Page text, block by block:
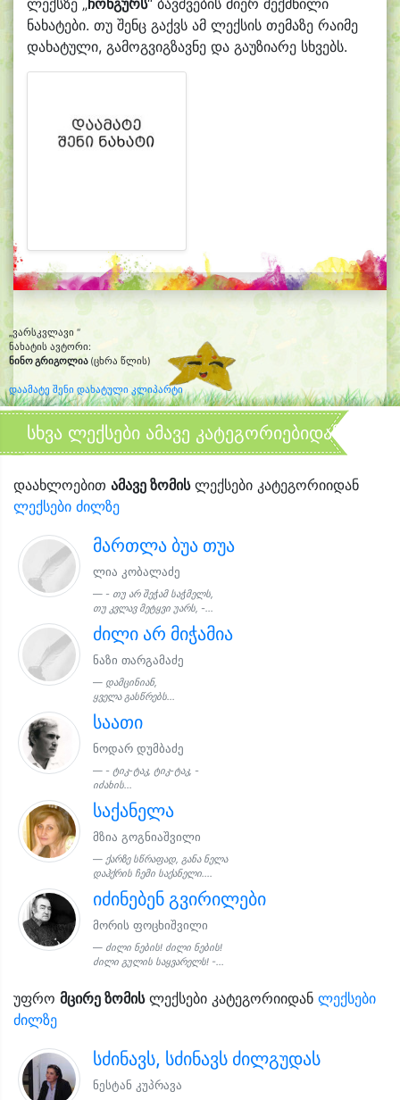
ნახატები. თუ შენც გაქვს ამ ლექსის თემაზე რაიმე
დახატული, გამოგვიგზავნე და გაუზიარე სხვებს.
„ვარსკვლავი “
ნახატის ავტორი:
ნინო გრიგოლია (ცხრა წლის)
დაამატე შენი დახატული კლიპარტი
სხვა ლექსები ამავე კატეგორიებიდან
დაახლოებით ამავე ზომისლექსები კატეგორიიდან
ლექსები ძილზე
მართლა ბუა თუა
ლია კობალაძე
- თუ არ შეჭამ საჭმელს,
თუ კვლავ მეტყვი უარს, -...
ძილი არ მიჭამია
ნაზი თარგამაძე
დამცინიან,
ყველა გასწრებს...
საათი
ნოდარ დუმბაძე
- ტიკ-ტაკ, ტიკ-ტაკ, -
იძახის...
საქანელა
მზია გოგნიაშვილი
ქარზე სწრაფად, განა ნელა
დაჰქრის ჩემი საქანელი....
იძინებენ გვირილები
მორის ფოცხიშვილი
ძილი ნების! ძილი ნების!
ძილი გულის საყვარელს! -...
უფრო მცირე ზომისლექსები კატეგორიიდან ლექსები
ძილზე
სძინავს, სძინავს ძილგუდას
ნესტან კუპრავა